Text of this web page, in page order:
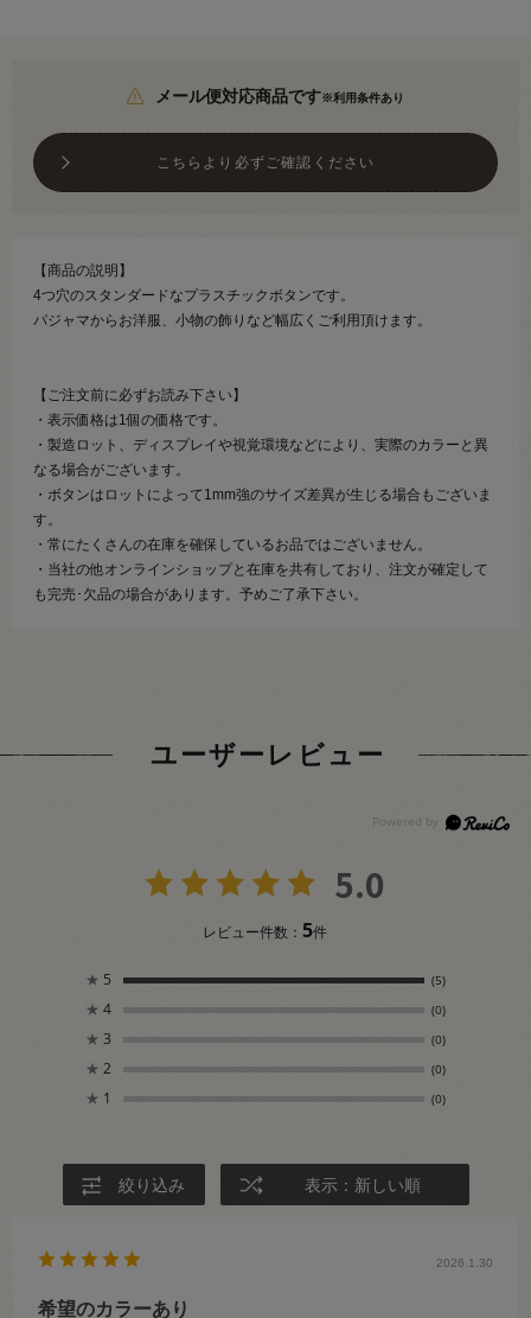
メール便対応商品です※利用条件あり
こちらより必ずご確認ください
【商品の説明】
4つ穴のスタンダードなプラスチックボタンです。
パジャマからお洋服、小物の飾りなど幅広くご利用頂けます。
【ご注文前に必ずお読み下さい】
・表示価格は1個の価格です。
・製造ロット、ディスプレイや視覚環境などにより、実際のカラーと異
なる場合がございます。
・ボタンはロットによって1mm強のサイズ差異が生じる場合もございま
す。
・常にたくさんの在庫を確保しているお品ではございません。
・当社の他オンラインショップと在庫を共有しており、注文が確定して
も完売･欠品の場合があります。予めご了承下さい。
ユーザーレビュー
5.0
レビュー件数：5件
★ 5 (5)
★ 4 (0)
★ 3 (0)
★ 2 (0)
★ 1 (0)
絞り込み 表示：新しい順
2026.1.30
希望のカラーあり